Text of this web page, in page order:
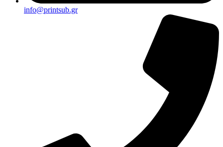
info@printsub.gr